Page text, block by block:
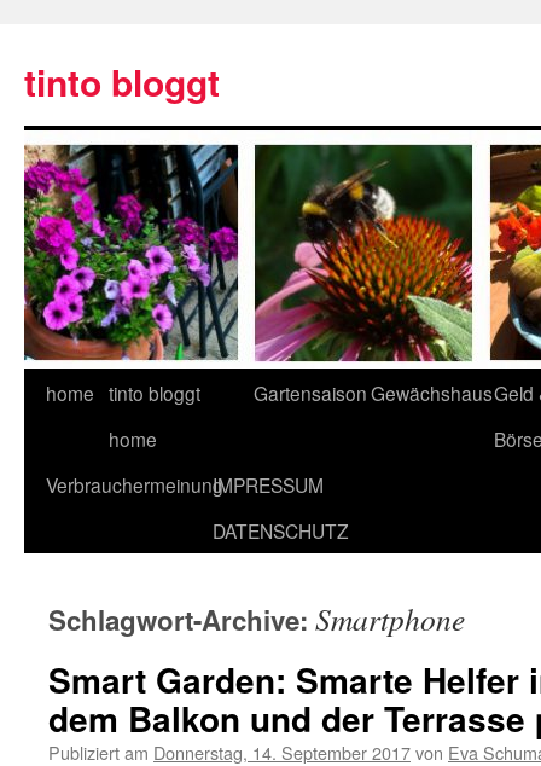
tinto bloggt
home tinto bloggt
home
GartensaisonGewächshausGeld
VerbrauchermeinungIMPRESSUM
DATENSCHUTZ
Schlagwort-Archive: Smartphone
Smart Garden: Smarte Helfer
dem Balkon und der
Publiziert am Donnerstag, 14. September 2017von Eva